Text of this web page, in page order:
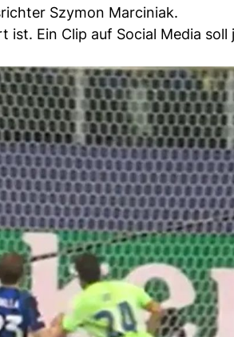
Szymon Marciniak.
Ein Clip auf Social Media soll